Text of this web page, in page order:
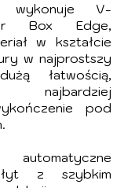
wykonuje V-
Box Edge,
w kształcie
w najprostszy
łatwością,
najbardziej
pod
z szybkim